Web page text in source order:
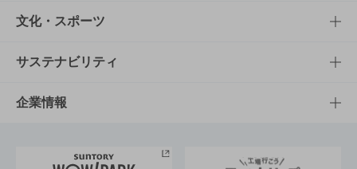
商品一覧
商品発売情報
栄養成分一覧
知る・楽しむTOP
キャンペーン
工場見学
文化・スポーツ
文化・スポーツTOP
サントリーホール
サステナビリティ
サステナビリティTOP
企業情報